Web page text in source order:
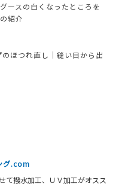
ースの白くなったところを
紹介
ほつれ直し｜縫い目から出
グ.com
て撥水加工、ＵＶ加工がオスス